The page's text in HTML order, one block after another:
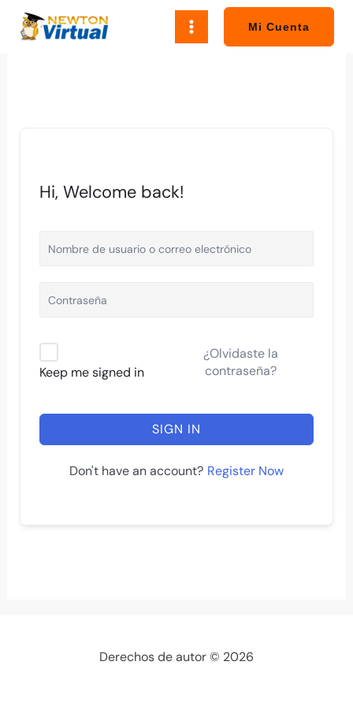
Mi Cuenta
Hi, Welcome back!
Keep me signed in
¿Olvidaste la
contraseña?
SIGN IN
Don't have an account? Register Now
Derechos de autor © 2026